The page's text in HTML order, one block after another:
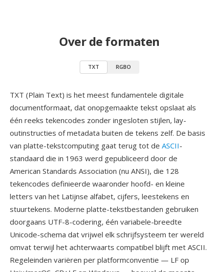
Over de formaten
TXT RGBO
TXT (Plain Text) is het meest fundamentele digitale
documentformaat, dat onopgemaakte tekst opslaat als
één reeks tekencodes zonder ingesloten stijlen, lay-
outinstructies of metadata buiten de tekens zelf. De basis
van platte-tekstcomputing gaat terug tot de ASCII-
standaard die in 1963 werd gepubliceerd door de
American Standards Association (nu ANSI), die 128
tekencodes definieerde waaronder hoofd- en kleine
letters van het Latijnse alfabet, cijfers, leestekens en
stuurtekens. Moderne platte-tekstbestanden gebruiken
doorgaans UTF-8-codering, één variabele-breedte
Unicode-schema dat vrijwel elk schrijfsysteem ter wereld
omvat terwijl het achterwaarts compatibel blijft met ASCII.
Regeleinden variëren per platformconventie — LF op